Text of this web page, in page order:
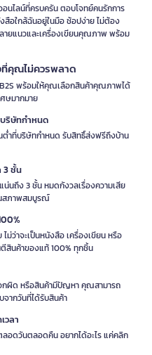
นไลน์ที่ครบครัน ตอบโจทย์คนรักการ
สือใกล้ฉันอยู่ในมือ ช้อปง่าย ไม่ต้อง
ายแนวและเครื่องเขียนคุณภาพ พร้อม
ที่คุณไม่ควรพลาด
พร้อมให้คุณเลือกสินค้าคุณภาพได้
ษมากมาย
ริษัทกำหนด
ำที่บริษัทกำหนด รับสิทธิ์ส่งฟรีถึงบ้าน
3 ชั้น
นถึง 3 ชั้น หมดกังวลเรื่องความเสีย
สภาพสมบูรณ์
ม่ว่าจะเป็นหนังสือ เครื่องเขียน หรือ
สินค้าของแท้ 100% ทุกชิ้น
อกผิด หรือสินค้ามีปัญหา คุณสามารถ
จากวันที่ได้รับสินค้า
วลา
อดวันตลอดคืน อยากได้อะไร แค่คลิก